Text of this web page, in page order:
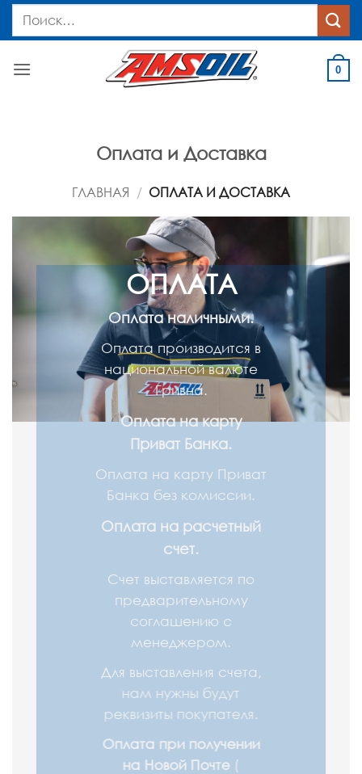
SkipИскать:
0
Оплата и Доставка
ГЛАВНАЯ / ОПЛАТА И ДОСТАВКА
ОПЛАТА
Оплата наличными.
Оплата производится в
национальной валюте
Гривна.
Оплата на карту
Приват Банка.
Оплата на карту Приват
Банка без комиссии.
Оплата на расчетный
счет.
Счет выставляется по
предварительному
соглашению с
менеджером.
Для выставления счета,
нам нужны будут
реквизиты покупателя.
Оплата при получении
на Новой Почте(